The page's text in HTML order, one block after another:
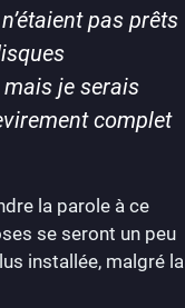
pas prêts
je serais
complet
la parole à ce
se seront un peu
installée, malgré la